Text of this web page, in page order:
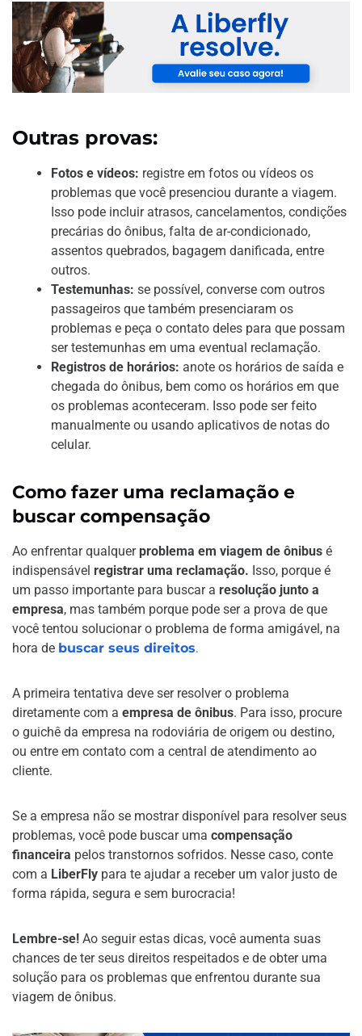
Outras provas:
Fotos e vídeos: registre em fotos ou vídeos os
problemas que você presenciou durante a viagem.
Isso pode incluir atrasos, cancelamentos, condições
precárias do ônibus, falta de ar-condicionado,
assentos quebrados, bagagem danificada, entre
outros.
Testemunhas: se possível, converse com outros
passageiros que também presenciaram os
problemas e peça o contato deles para que possam
ser testemunhas em uma eventual reclamação.
Registros de horários: anote os horários de saída e
chegada do ônibus, bem como os horários em que
os problemas aconteceram. Isso pode ser feito
manualmente ou usando aplicativos de notas do
celular.
Como fazer uma reclamação e
buscar compensação
Ao enfrentar qualquerproblema em viagem de ônibus é
indispensável registrar uma reclamação. Isso, porque é
um passo importante para buscar a resolução junto a
empresa, mas também porque pode ser a prova de que
você tentou solucionar o problema de forma amigável, na
hora de buscar seus direitos.
A primeira tentativa deve ser resolver o problema
diretamente com a empresa de ônibus. Para isso, procure
o guichê da empresa na rodoviária de origem ou destino,
ou entre em contato com a central de atendimento ao
cliente.
Se a empresa não se mostrar disponível para resolver seus
problemas, você pode buscar uma compensação
financeira pelos transtornos sofridos. Nesse caso, conte
com a LiberFly para te ajudar a receber um valor justo de
forma rápida, segura e sem burocracia!
Lembre-se! Ao seguir estas dicas, você aumenta suas
chances de ter seus direitos respeitados e de obter uma
solução para os problemas que enfrentou durante sua
viagem de ônibus.